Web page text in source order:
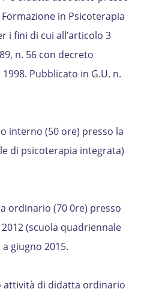
in Psicoterapia
i fini di cui all’articolo 3
n. 56 con decreto
Pubblicato in G.U. n.
interno (50 ore) presso la
di psicoterapia integrata)
ordinario (70 0re) presso
2012 (scuola quadriennale
giugno 2015.
attività di didatta ordinario